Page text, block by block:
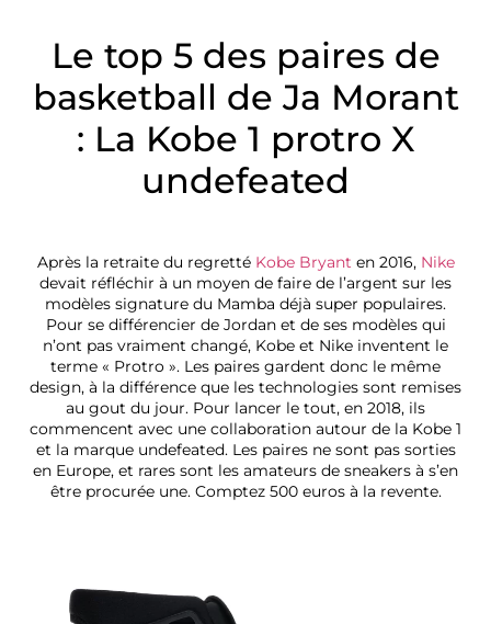
Le top 5 des paires de
basketball de Ja Morant
: La Kobe 1 protro X
undefeated
Après la retraite du regretté Kobe Bryant en 2016, Nike
devait réfléchir à un moyen de faire de l’argent sur les
modèles signature du Mamba déjà super populaires.
Pour se différencier de Jordan et de ses modèles qui
n’ont pas vraiment changé, Kobe et Nike inventent le
terme « Protro ». Les paires gardent donc le même
design, à la différence que les technologies sont remises
au gout du jour. Pour lancer le tout, en 2018, ils
commencent avec une collaboration autour de la Kobe 1
et la marque undefeated. Les paires ne sont pas sorties
en Europe, et rares sont les amateurs de sneakers à s’en
être procurée une. Comptez 500 euros à la revente.